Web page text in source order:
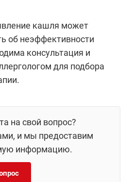
кашля может
об неэффективности
консультация и
для подбора
на свой вопрос?
и мы предоставим
информацию.